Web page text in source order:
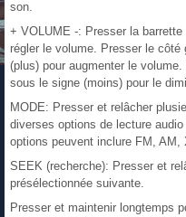
son.
+ VOLUME -: Presser la
régler le volume. Presser le
(plus) pour augmenter le
sous le signe (moins) pour le
MODE: Presser et relâcher
diverses options de lecture
options peuvent inclure FM, AM,
SEEK (recherche): Presser et
présélectionnée suivante.
Presser et maintenir longtemps